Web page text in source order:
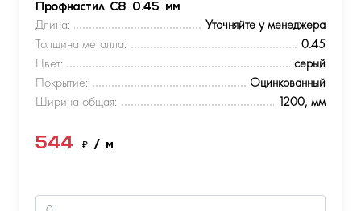
Профнастил С8 0.45 мм
Длина:
Уточняйте у менеджера
Толщина металла:
0.45
Цвет:
серый
Покрытие:
Оцинкованный
Ширина общая:
1200, мм
544 ₽ / м